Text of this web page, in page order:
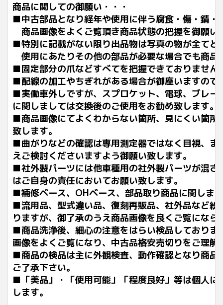
商品に関しての御願い・・・
■中古部品となり経年や使用に伴う腐食・傷・錆
商品画像をよくご覧頂き商品状態の把握を御願い
■特別に記載がない限り出品物は写真の物が全てと
使用にあたりその他の部品が必要な場合でも商
■固定部分の爪などすべてを把握できておりませ
■配線の加工やちぎれがある場合が御座いますの
■実働車外しですが、スプロケット、電球、ブレ
に関しましては交換後のご使用をお勧め致します。
■商品画像にてよくわからない箇所、見にくい箇
致します。
■曲がりなどの確認は専用測定器ではなく目視、
えご検討くださいますよう御願い致します。
■社外製パーツには他車種用の社外製パーツが混
はご自身の責任においてお願い致します。
■補修ベース、OHベース、部品取り商品に関しま
■流用品、型式違い品、復刻再販品、社外品など
りますが、御了承のうえ商品画像を良くご覧にな
■商品洗浄後、細心の注意をはらい検品しており
画像をよくご覧になり、中古品格安売切りをご理
■商品の検品は主に外観検査、動作確認となり商
ご了承下さい。
■「美品」・「使用可能」「程度良好」等は個人
します。